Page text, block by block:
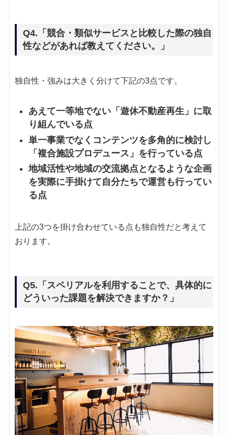
Q4.「競合・類似サービスと比較した際の独自
性などがあれば教えてください。」
独自性・強みは大きく分けて下記の3点です。
あえて一等地でない「遊休不動産再生」に取
り組んでいる点
単一事業でなくコンテンツを多角的に検討し
「複合施設プロデュース」を行っている点
地域活性や地域の交流拠点となるような企画
を実際に手掛けて自分たちで運営も行ってい
る点
上記の3つを掛け合わせている点も独自性だと考えて
おります。
Q5.「スペリアルを利用することで、具体的に
どういった課題を解決できますか？」